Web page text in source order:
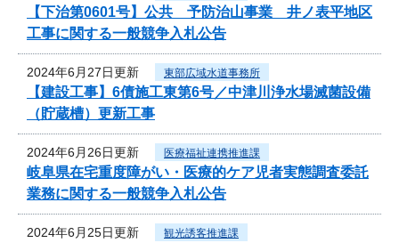
【下治第0601号】公共 予防治山事業 井ノ表平地区
工事に関する一般競争入札公告
2024年6月27日更新 東部広域水道事務所
【建設工事】6債施工東第6号／中津川浄水場滅菌設備
（貯蔵槽）更新工事
2024年6月26日更新 医療福祉連携推進課
岐阜県在宅重度障がい・医療的ケア児者実態調査委託
業務に関する一般競争入札公告
2024年6月25日更新 観光誘客推進課